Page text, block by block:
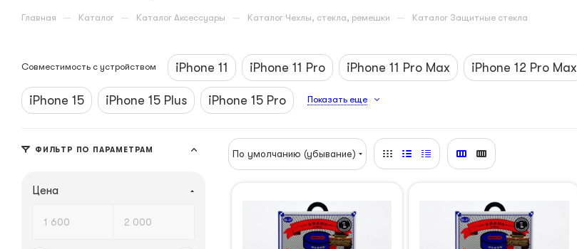
Главная — Каталог — Каталог Аксессуары — Каталог Чехлы, стекла, ремешки — Каталог Защитные стекла
Совместимость с устройством iPhone 11 iPhone 11 Pro iPhone 11 Pro Max iPhone 12 Pro Max
iPhone 15 iPhone 15 Plus iPhone 15 Pro Показать еще
По умолчанию (убывание)
ФИЛЬТР ПО ПАРАМЕТРАМ
Цена